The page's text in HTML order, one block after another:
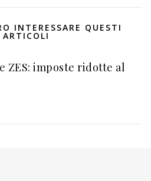
INTERESSARE QUESTI
ARTICOLI
ZES: imposte ridotte al